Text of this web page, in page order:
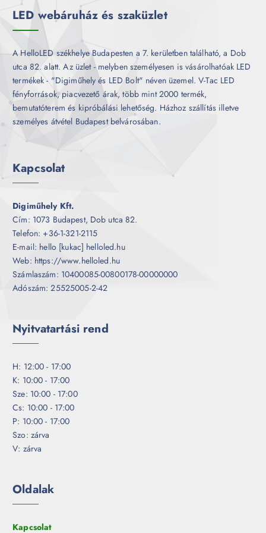
LED webáruház és szaküzlet
A HelloLED székhelye Budapesten a 7. kerületben található, a Dob
utca 82. alatt. Az üzlet - melyben személyesen is vásárolhatóak LED
termékek - "Digiműhely és LED Bolt" néven üzemel. V-Tac LED
fényforrások, piacvezető árak, több mint 2000 termék,
bemutatóterem és kipróbálási lehetőség. Házhoz szállítás illetve
személyes átvétel Budapest belvárosában.
Kapcsolat
Digiműhely Kft.
Cím: 1073 Budapest, Dob utca 82.
Telefon: +36-1-321-2115
E-mail: hello [kukac] helloled.hu
Web: https://www.helloled.hu
Számlaszám: 10400085-00800178-00000000
Adószám: 25525005-2-42
Nyitvatartási rend
H: 12:00 - 17:00
K: 10:00 - 17:00
Sze: 10:00 - 17:00
Cs: 10:00 - 17:00
P: 10:00 - 17:00
Szo: zárva
V: zárva
Oldalak
Kapcsolat